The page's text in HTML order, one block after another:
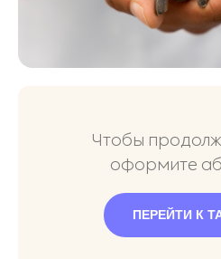
Чтобы
оформите
ПЕРЕЙТИ К